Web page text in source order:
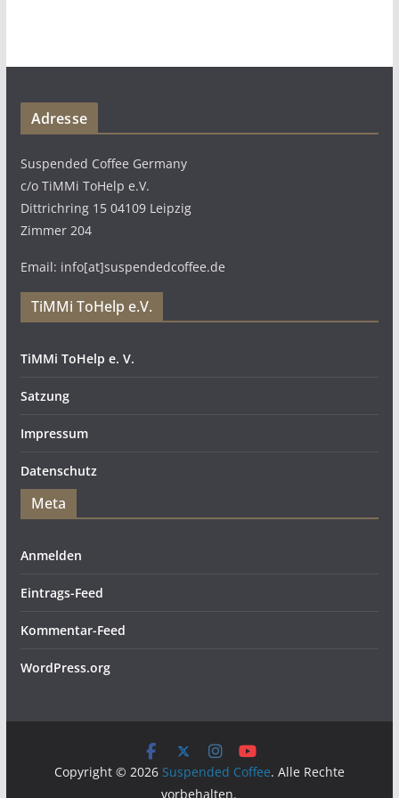
Adresse
Suspended Coffee Germany
c/o TiMMi ToHelp e.V.
Dittrichring 15 04109 Leipzig
Zimmer 204
Email: info[at]suspendedcoffee.de
TiMMi ToHelp e.V.
TiMMi ToHelp e. V.
Satzung
Impressum
Datenschutz
Meta
Anmelden
Eintrags-Feed
Kommentar-Feed
WordPress.org
Copyright © 2026 Suspended Coffee. Alle Rechte
vorbehalten.